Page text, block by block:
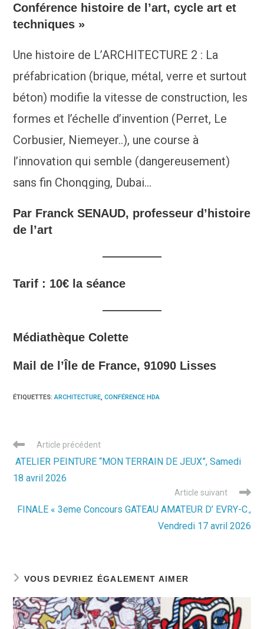
Conférence histoire de l’art, cycle art et
techniques »
Une histoire de L’ARCHITECTURE 2 : La
préfabrication (brique, métal, verre et surtout
béton) modifie la vitesse de construction, les
formes et l’échelle d’invention (Perret, Le
Corbusier, Niemeyer..), une course à
l’innovation qui semble (dangereusement)
sans fin Chonqging, Dubai…
Par Franck SENAUD, professeur d’histoire
de l’art
Tarif : 10€ la séance
Médiathèque Colette
Mail de l’Île de France, 91090 Lisses
ÉTIQUETTES:ARCHITECTURE, CONFÉRENCE HDA
Read
articles
Article précédent
ATELIER PEINTURE “MON TERRAIN DE JEUX”, Samedi
18 avril 2026
Article suivant
FINALE « 3eme Concours GATEAU AMATEUR D’ EVRY-C.,
Vendredi 17 avril 2026
VOUS DEVRIEZ ÉGALEMENT AIMER